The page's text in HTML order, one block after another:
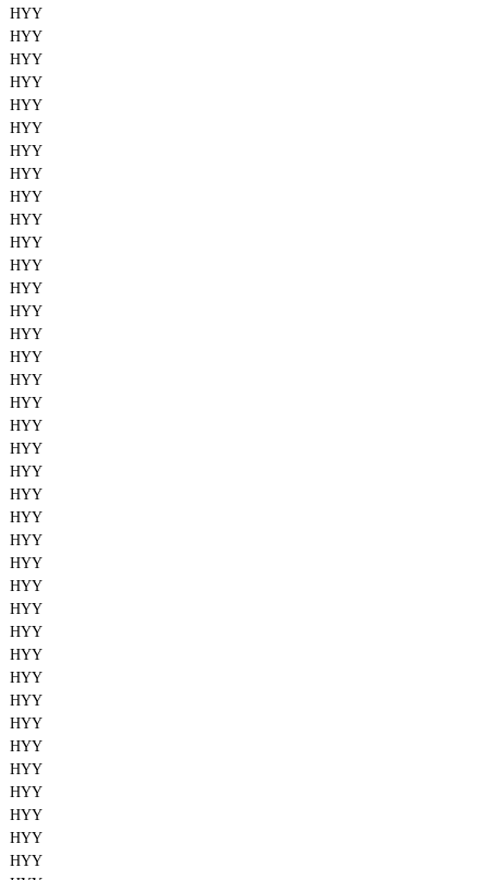
HYY
HYY
HYY
HYY
HYY
HYY
HYY
HYY
HYY
HYY
HYY
HYY
HYY
HYY
HYY
HYY
HYY
HYY
HYY
HYY
HYY
HYY
HYY
HYY
HYY
HYY
HYY
HYY
HYY
HYY
HYY
HYY
HYY
HYY
HYY
HYY
HYY
HYY